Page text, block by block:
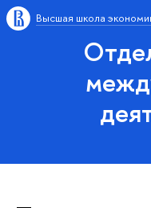
Высшая школа